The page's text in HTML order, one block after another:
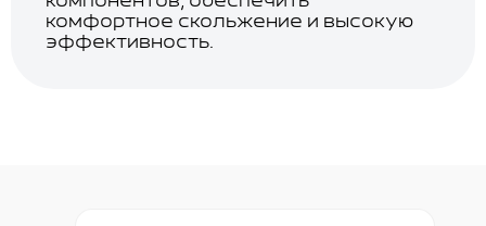
комфортное скольжение и высокую
эффективность.